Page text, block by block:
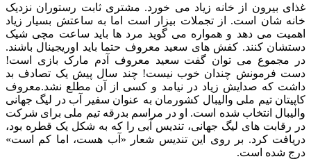
غذای بیرون از خانه زیاد می خورد. مشتری ثابت رستوران نزدیک
خانه شان است. از تجملات بیزار است اما به ساعتش بسیار زیاد
اهمیت می دهد و همواره می گوید مرد ها باید ساعت مچی شیک
دستشان کنند. کفش های سعید معروف حتما باید اوریجینال باشند.
در مجموع می توان گفت سعید معروف آدم مارک بازی است!
دست فرمونش چندان خوب نیست! چند سال پیش یک تصادف بد
داشت که صدایش زیاد در نیامد و کسی از آن مطلع نشد.معروف
کاپیتان تیم ملی والیبال کشورمان به عنوان سفیر آب در لیگ جهانی
والیبال انتخاب شده است. او در مراسم بدرقه تیم ملی برای شرکت
در رقابت های لیگ جهانی، تندیس آبی را که به شکل یک قطره بود،
دریافت کرد. بر روی این تندیس شعار «آب هست، اما کم است»
درج شده است.